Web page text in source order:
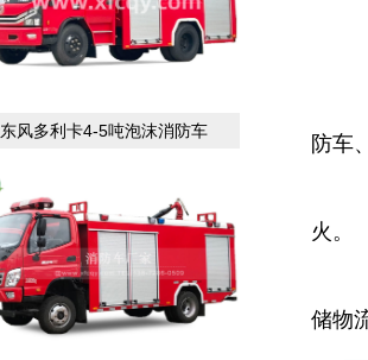
东风多利卡4-5吨泡沫消防车
防车
火。
储物